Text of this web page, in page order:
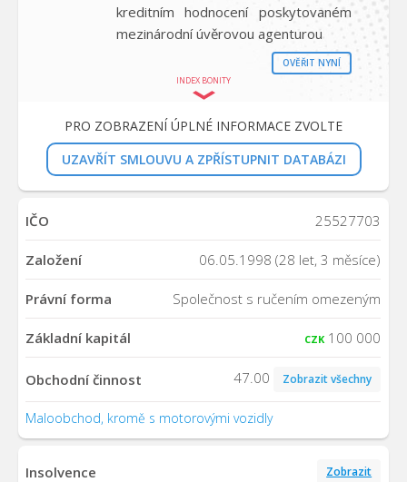
kreditním hodnocení poskytovaném
mezinárodní úvěrovou agenturou
OVĚŘIT NYNÍ
INDEX BONITY
PRO ZOBRAZENÍ ÚPLNÉ INFORMACE ZVOLTE
UZAVŘÍT SMLOUVU A ZPŘÍSTUPNIT DATABÁZI
IČO 25527703
Založení 06.05.1998 (28 let, 3 měsíce)
Právní forma Společnost s ručením omezeným
Základní kapitál CZK 100 000
Obchodní činnost 47.00 Zobrazit všechny
Maloobchod, kromě s motorovými vozidly
Insolvence Zobrazit